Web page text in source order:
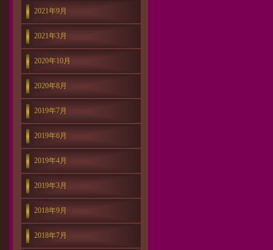
2021年9月
2021年3月
2020年10月
2020年8月
2019年7月
2019年6月
2019年4月
2019年3月
2018年9月
2018年7月